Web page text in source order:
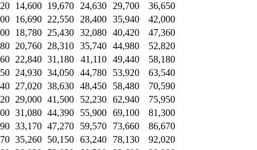
14,600 19,670 24,630 29,700
36,650
16,690 22,550 28,400 35,940
42,000
18,780 25,430 32,080 40,420
47,360
20,760 28,310 35,740 44,980
52,820
22,840 31,180 41,110 49,440
58,180
24,930 34,050 44,780 53,920
63,540
27,020 38,630 48,450 58,480
70,590
29,000 41,500 52,230 62,940
75,950
31,080 44,390 55,900 69,100
81,300
33,170 47,270 59,570 73,660
86,670
35,260 50,150 63,240 78,130
92,020